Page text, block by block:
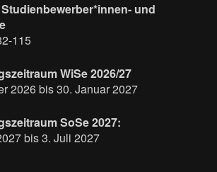
und
115
WiSe 2026/27
2026 bis 30. Januar 2027
SoSe 2027:
bis 3. Juli 2027